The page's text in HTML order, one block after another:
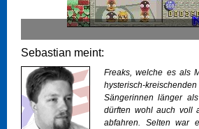
Sebastian meint:
Freaks, welche es als
hysterisch-
Sängerinnen länger
dürften wohl auch voll
abfahren. Selten war